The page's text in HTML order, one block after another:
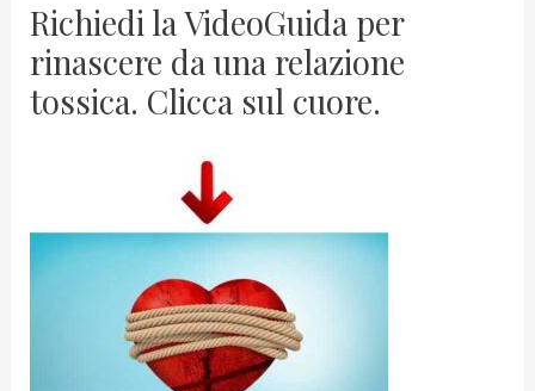
Richiedi la VideoGuida per
rinascere da una relazione
tossica. Clicca sul cuore.